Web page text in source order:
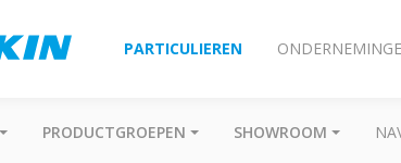
PARTICULIEREN
PRODUCTGROEPEN SHOWROOM